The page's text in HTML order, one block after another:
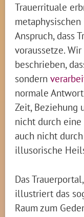
Trauerrituale
Anspruch, dass
voraussetze.
beschrieben,
sondern
normale
Zeit, Beziehung
nicht durch
auch nicht
illusorische
Das
illustriert das
Raum zum